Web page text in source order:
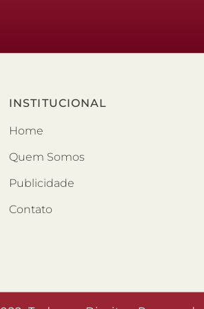
INSTITUCIONAL
Home
Quem Somos
Publicidade
Contato